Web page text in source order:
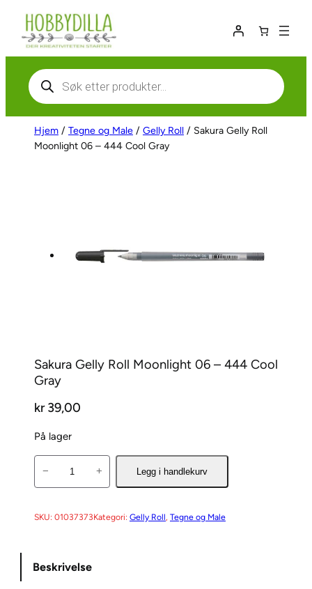
Hopp
innhold
Products
search
Hjem / Tegne og Male / Gelly Roll / Sakura Gelly Roll
Moonlight 06 – 444 Cool Gray
Sakura Gelly Roll Moonlight 06 – 444 Cool
Gray
kr39,00
På lager
u
G
− + Legg i handlekurv
SKU: 01037373Kategori: Gelly Roll, Tegne og Male
Beskrivelse